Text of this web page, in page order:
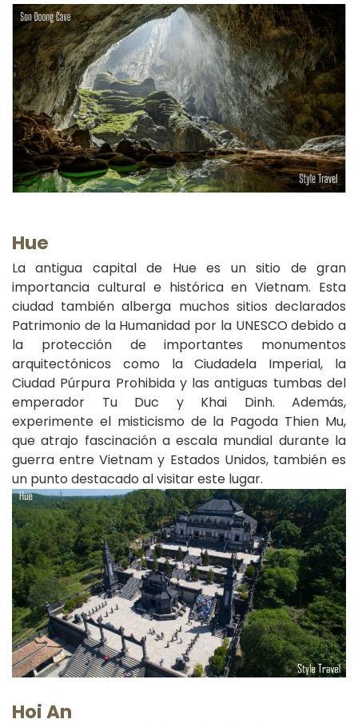
Hue
La antigua capital de Hue es un sitio de gran
importancia cultural e histórica en Vietnam. Esta
ciudad también alberga muchos sitios declarados
Patrimonio de la Humanidad por la UNESCO debido a
la protección de importantes monumentos
arquitectónicos como la Ciudadela Imperial, la
Ciudad Púrpura Prohibida y las antiguas tumbas del
emperador Tu Duc y Khai Dinh. Además,
experimente el misticismo de la Pagoda Thien Mu,
que atrajo fascinación a escala mundial durante la
guerra entre Vietnam y Estados Unidos, también es
un punto destacado al visitar este lugar.
Hoi An